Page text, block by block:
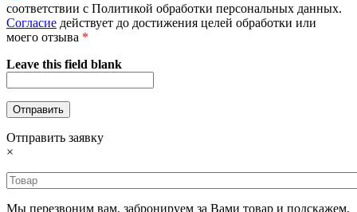
соответствии с Политикой обработки персональных данных.
Согласие действует до достижения целей обработки или
моего отзыва *
Leave this field blank
Отправить заявку
×
Мы перезвоним вам, забронируем за Вами товар и подскажем,